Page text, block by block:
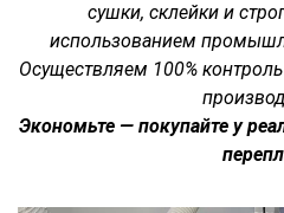
сушки, склейки и
использованием
Осуществляем 100%
Экономьте — покупайте у